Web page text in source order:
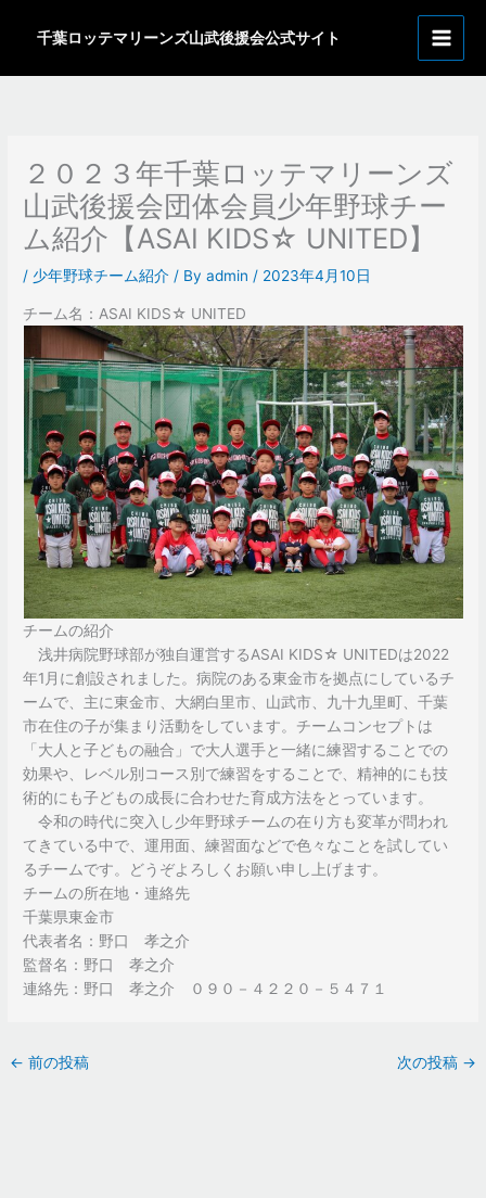
千葉ロッテマリーンズ山武後援会公式サイト
２０２３年千葉ロッテマリーンズ
山武後援会団体会員少年野球チー
ム紹介【ASAI KIDS☆ UNITED】
/ 少年野球チーム紹介 / Byadmin/ 2023年4月10日
チーム名：ASAI KIDS☆ UNITED
チームの紹介
浅井病院野球部が独自運営するASAI KIDS☆ UNITEDは2022
年1月に創設されました。病院のある東金市を拠点にしているチ
ームで、主に東金市、大網白里市、山武市、九十九里町、千葉
市在住の子が集まり活動をしています。チームコンセプトは
「大人と子どもの融合」で大人選手と一緒に練習することでの
効果や、レベル別コース別で練習をすることで、精神的にも技
術的にも子どもの成長に合わせた育成方法をとっています。
令和の時代に突入し少年野球チームの在り方も変革が問われ
てきている中で、運用面、練習面などで色々なことを試してい
るチームです。どうぞよろしくお願い申し上げます。
チームの所在地・連絡先
千葉県東金市
代表者名：野口 孝之介
監督名：野口 孝之介
連絡先：野口 孝之介 ０９０－４２２０－５４７１
← 前の投稿 次の投稿 →
ー